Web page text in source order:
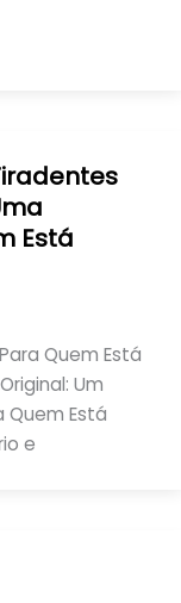
Está
Quem Está
Um
Quem Está
e